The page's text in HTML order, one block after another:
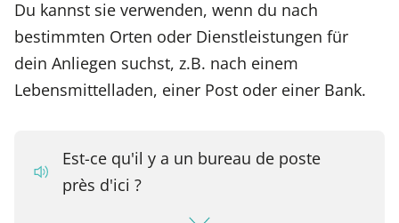
Du kannst sie verwenden, wenn du nach
bestimmten Orten oder Dienstleistungen für
dein Anliegen suchst, z.B. nach einem
Lebensmittelladen, einer Post oder einer Bank.
Est-ce qu'il y a un bureau de poste
près d'ici ?